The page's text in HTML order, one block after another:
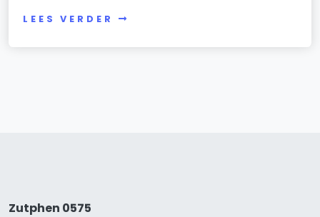
LEES VERDER
Zutphen 0575